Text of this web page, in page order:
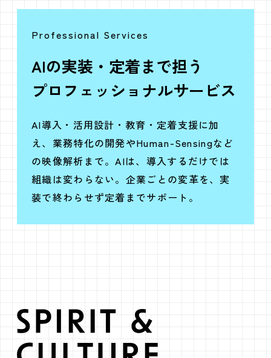
Professional Services
AIの実装・定着まで担う
プロフェッショナルサービス
AI導入・活用設計・教育・定着支援に加
え、業務特化の開発やHuman-Sensingなど
の映像解析まで。AIは、導入するだけでは
組織は変わらない。企業ごとの変革を、実
装で終わらせず定着までサポート。
SPIRIT &